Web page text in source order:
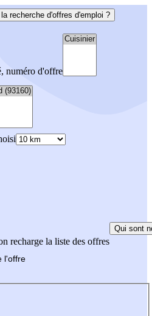
recherche d'offres d'emploi ?
numéro d'offre
recharge la liste des offres
Qui sont
l'offre